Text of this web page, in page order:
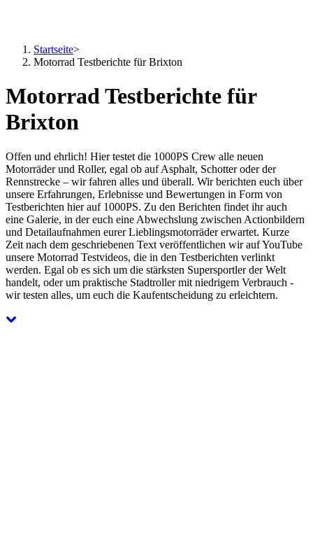
Startseite>
Motorrad Testberichte für Brixton
Motorrad Testberichte für
Brixton
Offen und ehrlich! Hier testet die 1000PS Crew alle neuen
Motorräder und Roller, egal ob auf Asphalt, Schotter oder der
Rennstrecke – wir fahren alles und überall. Wir berichten euch über
unsere Erfahrungen, Erlebnisse und Bewertungen in Form von
Testberichten hier auf 1000PS. Zu den Berichten findet ihr auch
eine Galerie, in der euch eine Abwechslung zwischen Actionbildern
und Detailaufnahmen eurer Lieblingsmotorräder erwartet. Kurze
Zeit nach dem geschriebenen Text veröffentlichen wir auf YouTube
unsere Motorrad Testvideos, die in den Testberichten verlinkt
werden. Egal ob es sich um die stärksten Supersportler der Welt
handelt, oder um praktische Stadtroller mit niedrigem Verbrauch -
wir testen alles, um euch die Kaufentscheidung zu erleichtern.